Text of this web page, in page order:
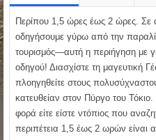
Περίπου 1,5 ώρες έως 2 ώρες. Σε
οδηγήσουμε γύρω από την
τουρισμός—αυτή η περιήγηση με
οδηγού! Διασχίστε τη μαγευτική
πλοηγηθείτε στους
κατευθείαν στον Πύργο του
φορά είτε είστε ντόπιος που
περιπέτεια 1,5 έως 2 ωρών είναι